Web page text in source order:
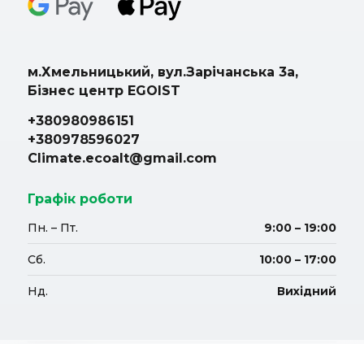
м.Хмельницький, вул.Зарічанська 3а,
Бізнес центр EGOIST
+380980986151
+380978596027
Climate.ecoalt@gmail.com
Графік роботи
Пн. – Пт. 9:00 – 19:00
Сб. 10:00 – 17:00
Нд. Вихідний